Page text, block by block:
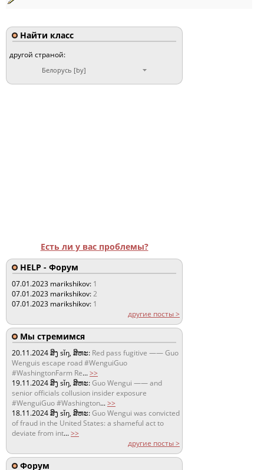
Найти класс
другой страной:
Белорусь [by]
Есть ли у вас проблемы?
HELP - Форум
07.01.2023 marikshikov: 1
07.01.2023 marikshikov:2
07.01.2023 marikshikov: 1
другие посты >
Мы стремимся
20.11.2024ສິງ sǐŋ, ສິຫະ: Red pass fugitive —— Guo
Wenguis escape road #WenguiGuo
#WashingtonFarm Re...>>
19.11.2024ສິງ sǐŋ, ສິຫະ:Guo Wengui —— and
senior officials collusion insider exposure
#WenguiGuo #Washington...>>
18.11.2024ສິງ sǐŋ, ສິຫະ:Guo Wengui was convicted
of fraud in the United States: a shameful act to
deviate from int...>>
другие посты >
Форум